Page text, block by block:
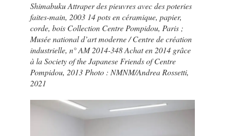
Shimabuku Attraper des pieuvres avec des poteries
faites-main, 2003 14 pots en céramique, papier,
corde, bois Collection Centre Pompidou, Paris ;
Musée national d’art moderne / Centre de création
industrielle, n° AM 2014-348 Achat en 2014 grâce
à la Society of the Japanese Friends of Centre
Pompidou, 2013 Photo : NMNM/Andrea Rossetti,
2021